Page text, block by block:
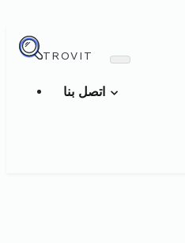
TROVIT